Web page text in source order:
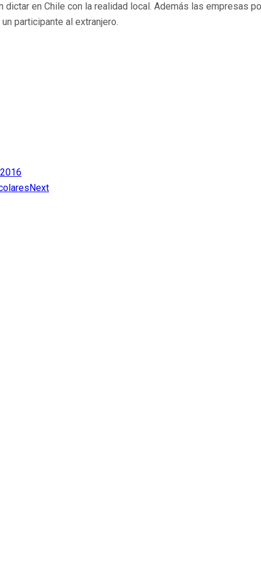
en Chile con la realidad local. Además las empresas
participante al extranjero.
Next